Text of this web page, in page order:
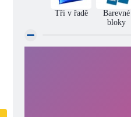
Tři v řadě
Barevné
bloky